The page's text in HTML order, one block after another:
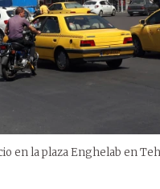
en la plaza Enghelab en